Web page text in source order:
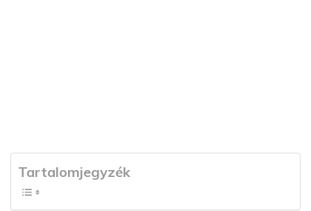
Tartalomjegyzék